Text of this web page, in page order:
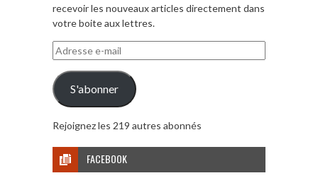
recevoir les nouveaux articles directement dans
votre boite aux lettres.
Adresse
e-
mail
S'abonner
Rejoignez les 219 autres abonnés
FACEBOOK